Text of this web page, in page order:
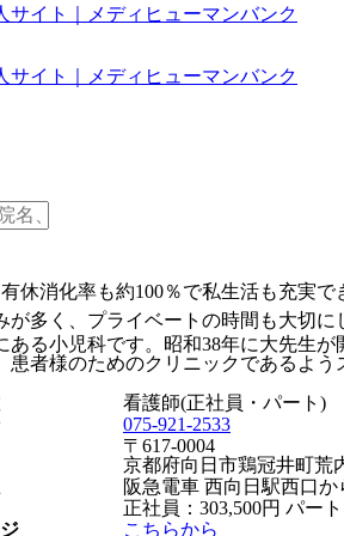
休消化率も約100％で私生活も充実で
が多く、プライベートの時間も大切
ある小児科です。昭和38年に大先生
患者様のためのクリニックであるよ
看護師(正社員・パート)
075-921-2533
〒617-0004
京都府向日市鶏冠井町荒
阪急電車 西向日駅西口か
正社員：303,500円 パー
こちらから